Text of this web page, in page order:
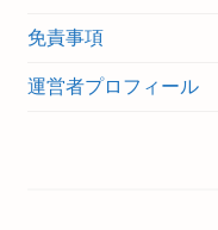
免責事項
運営者プロフィール